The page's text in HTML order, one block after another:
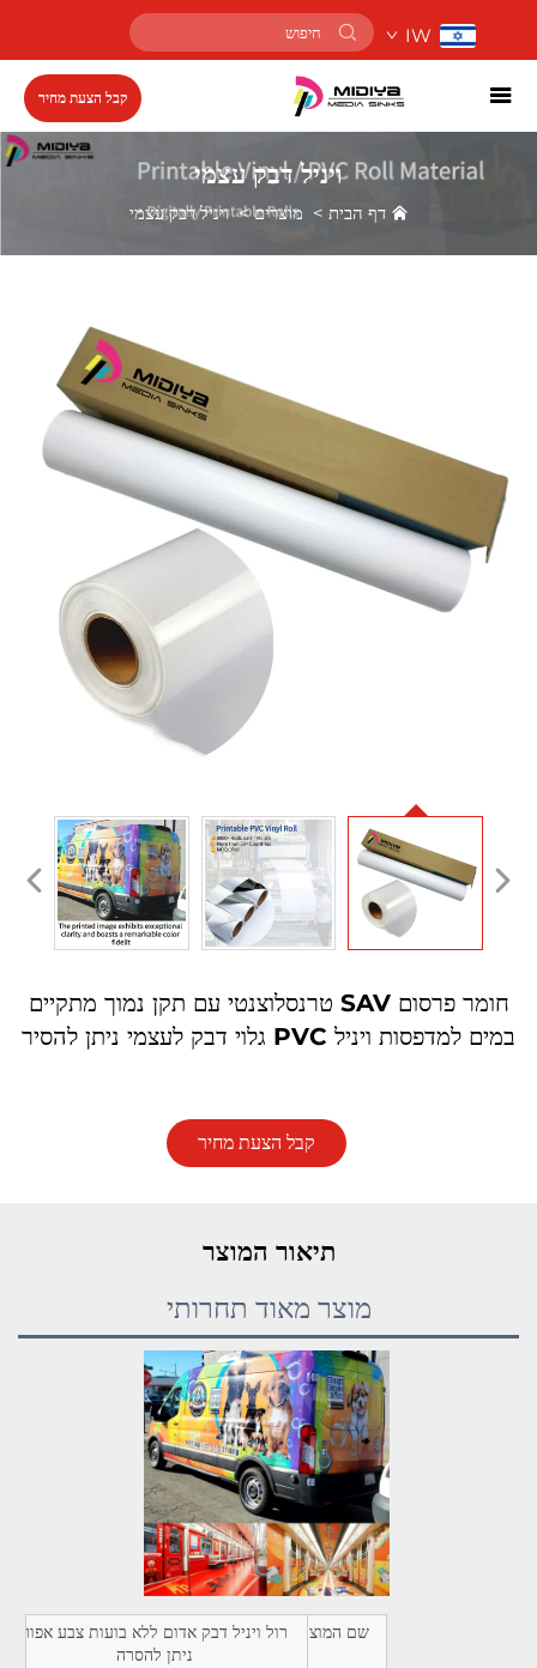
IW
קבל הצעת מחיר
ויניל דבק עצמי
דף הבית > מוצרים>ויניל דבק עצמי
חומר פרסום SAV טרנסלוצנטי עם תקן נמוך מתקיים
במים למדפסות ויניל PVC גלוי דבק לעצמי ניתן להסיר
קבל הצעת מחיר
תיאור המוצר
מוצר מאוד תחרותי
שם המוצר
רול ויניל דבק אדום ללא בועות צבע אפור
ניתן להסרה